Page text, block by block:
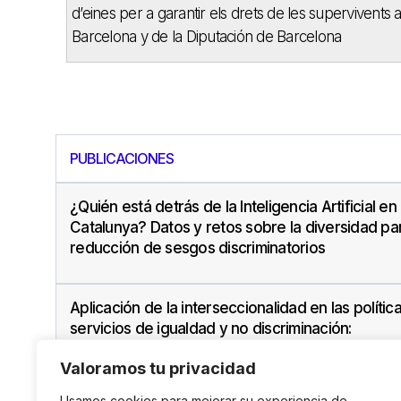
Valoramos tu privacidad
d’eines per a garantir els drets de les supervivents
Barcelona y de la Diputación de Barcelona
PUBLICACIONES
¿Quién está detrás de la Inteligencia Artificial en
Catalunya? Datos y retos sobre la diversidad
reducción de sesgos discriminatorios
Aplicación de la interseccionalidad en las
servicios de igualdad y no discriminación: